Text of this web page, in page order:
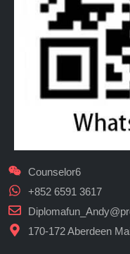
Counselor6
+852 6591 3617
170-172 Aberdeen